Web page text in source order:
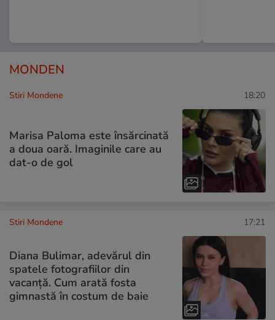
MONDEN
Stiri Mondene 18:20
Marisa Paloma este însărcinată
a doua oară. Imaginile care au
dat-o de gol
Stiri Mondene 17:21
Diana Bulimar, adevărul din
spatele fotografiilor din
vacanță. Cum arată fosta
gimnastă în costum de baie